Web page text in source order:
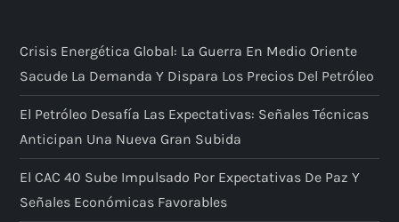
Crisis Energética Global: La Guerra En Medio Oriente
Sacude La Demanda Y Dispara Los Precios Del Petróleo
El Petróleo Desafía Las Expectativas: Señales Técnicas
Anticipan Una Nueva Gran Subida
El CAC 40 Sube Impulsado Por Expectativas De Paz Y
Señales Económicas Favorables